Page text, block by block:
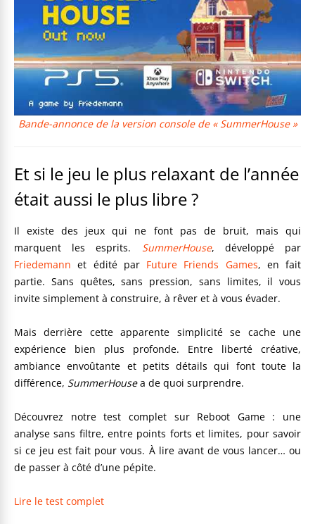
Bande-annonce de la version console de « SummerHouse »
Et si le jeu le plus relaxant de l’année
était aussi le plus libre ?
Il existe des jeux qui ne font pas de bruit, mais qui
marquent les esprits. SummerHouse, développé par
Friedemann et édité par Future Friends Games, en fait
partie. Sans quêtes, sans pression, sans limites, il vous
invite simplement à construire, à rêver et à vous évader.
Mais derrière cette apparente simplicité se cache une
expérience bien plus profonde. Entre liberté créative,
ambiance envoûtante et petits détails qui font toute la
différence, SummerHousea de quoi surprendre.
Découvrez notre test complet sur Reboot Game : une
analyse sans filtre, entre points forts et limites, pour savoir
si ce jeu est fait pour vous. À lire avant de vous lancer… ou
de passer à côté d’une pépite.
Lire le test complet